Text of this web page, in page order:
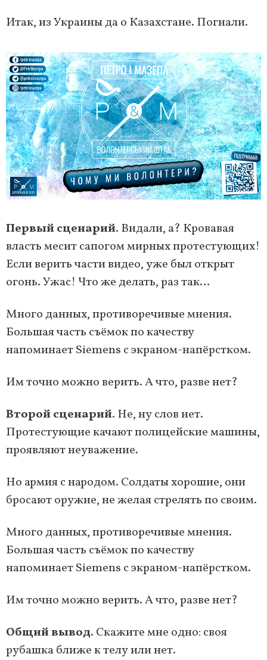
Итак, из Украины да о Казахстане. Погнали.
Первый сценарий. Видали, а? Кровавая
власть месит сапогом мирных протестующих!
Если верить части видео, уже был открыт
огонь. Ужас! Что же делать, раз так…
Много данных, противоречивые мнения.
Большая часть съёмок по качеству
напоминает Siemens с экраном-напёрстком.
Им точно можно верить. А что, разве нет?
Второй сценарий. Не, ну слов нет.
Протестующие качают полицейские машины,
проявляют неуважение.
Но армия с народом. Солдаты хорошие, они
бросают оружие, не желая стрелять по своим.
Много данных, противоречивые мнения.
Большая часть съёмок по качеству
напоминает Siemens с экраном-напёрстком.
Им точно можно верить. А что, разве нет?
Общий вывод. Скажите мне одно: своя
рубашка ближе к телу или нет.